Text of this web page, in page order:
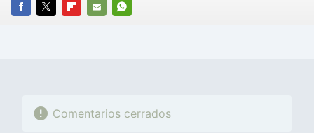
FACEBOOK
TWITTERFLIPBOARD
E-
WHATSAPP
Comentarios cerrados